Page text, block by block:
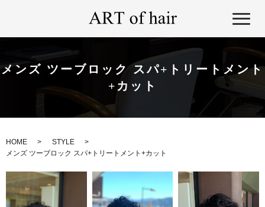
メンズ ツーブロック スパ+トリートメント
+カット
HOME
STYLE
メンズ ツーブロック スパ+トリートメント+カット